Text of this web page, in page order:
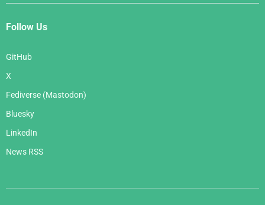
Follow Us
GitHub
X
Fediverse (Mastodon)
Bluesky
LinkedIn
News RSS